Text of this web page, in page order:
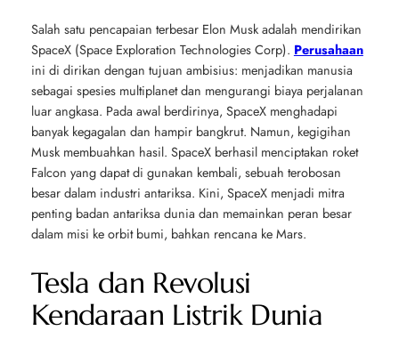
Salah satu pencapaian terbesar Elon Musk adalah mendirikan
SpaceX (Space Exploration Technologies Corp). Perusahaan
ini di dirikan dengan tujuan ambisius: menjadikan manusia
sebagai spesies multiplanet dan mengurangi biaya perjalanan
luar angkasa. Pada awal berdirinya, SpaceX menghadapi
banyak kegagalan dan hampir bangkrut. Namun, kegigihan
Musk membuahkan hasil. SpaceX berhasil menciptakan roket
Falcon yang dapat di gunakan kembali, sebuah terobosan
besar dalam industri antariksa. Kini, SpaceX menjadi mitra
penting badan antariksa dunia dan memainkan peran besar
dalam misi ke orbit bumi, bahkan rencana ke Mars.
Tesla dan Revolusi
Kendaraan Listrik Dunia